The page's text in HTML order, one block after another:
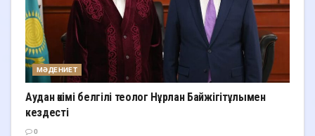
МӘДЕНИЕТ
Аудан әкімі белгілі теолог Нұрлан Байжігітұлымен
кездесті
0